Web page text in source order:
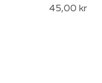
45,00 kr